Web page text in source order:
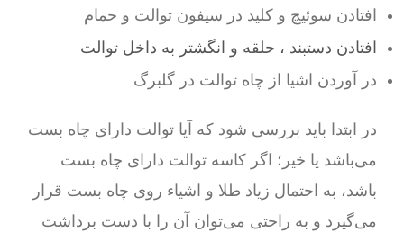
افتادن سوئیچ و کلید در سیفون توالت و حمام
افتادن دستبند ، حلقه و انگشتر به داخل توالت
در آوردن اشیا از چاه توالت در گلبرگ
در ابتدا باید بررسی شود که آیا توالت دارای چاه بست
می‌باشد یا خیر؛ اگر کاسه توالت دارای چاه بست
باشد، به احتمال زیاد طلا و اشیاء روی چاه بست قرار
می‌گیرد و به راحتی می‌توان آن را با دست برداشت